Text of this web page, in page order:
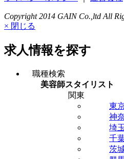
Copyright 2014 GAIN Co.,ltd All
× 閉じる
求人情報を探す
職種検索
美容師スタイリスト
関東
東
神
埼
千
茨